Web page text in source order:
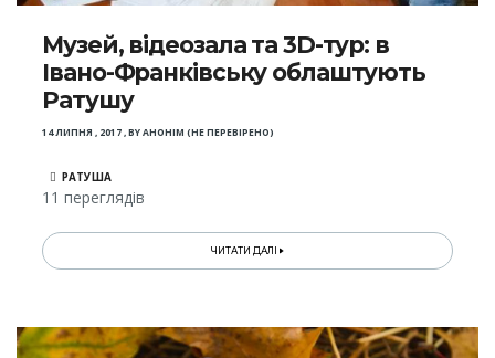
Музей, відеозала та 3D-тур: в
Івано-Франківську облаштують
Ратушу
14 ЛИПНЯ , 2017,BYАНОНІМ (НЕ ПЕРЕВІРЕНО)
РАТУША
11 переглядів
ЧИТАТИ ДАЛІ